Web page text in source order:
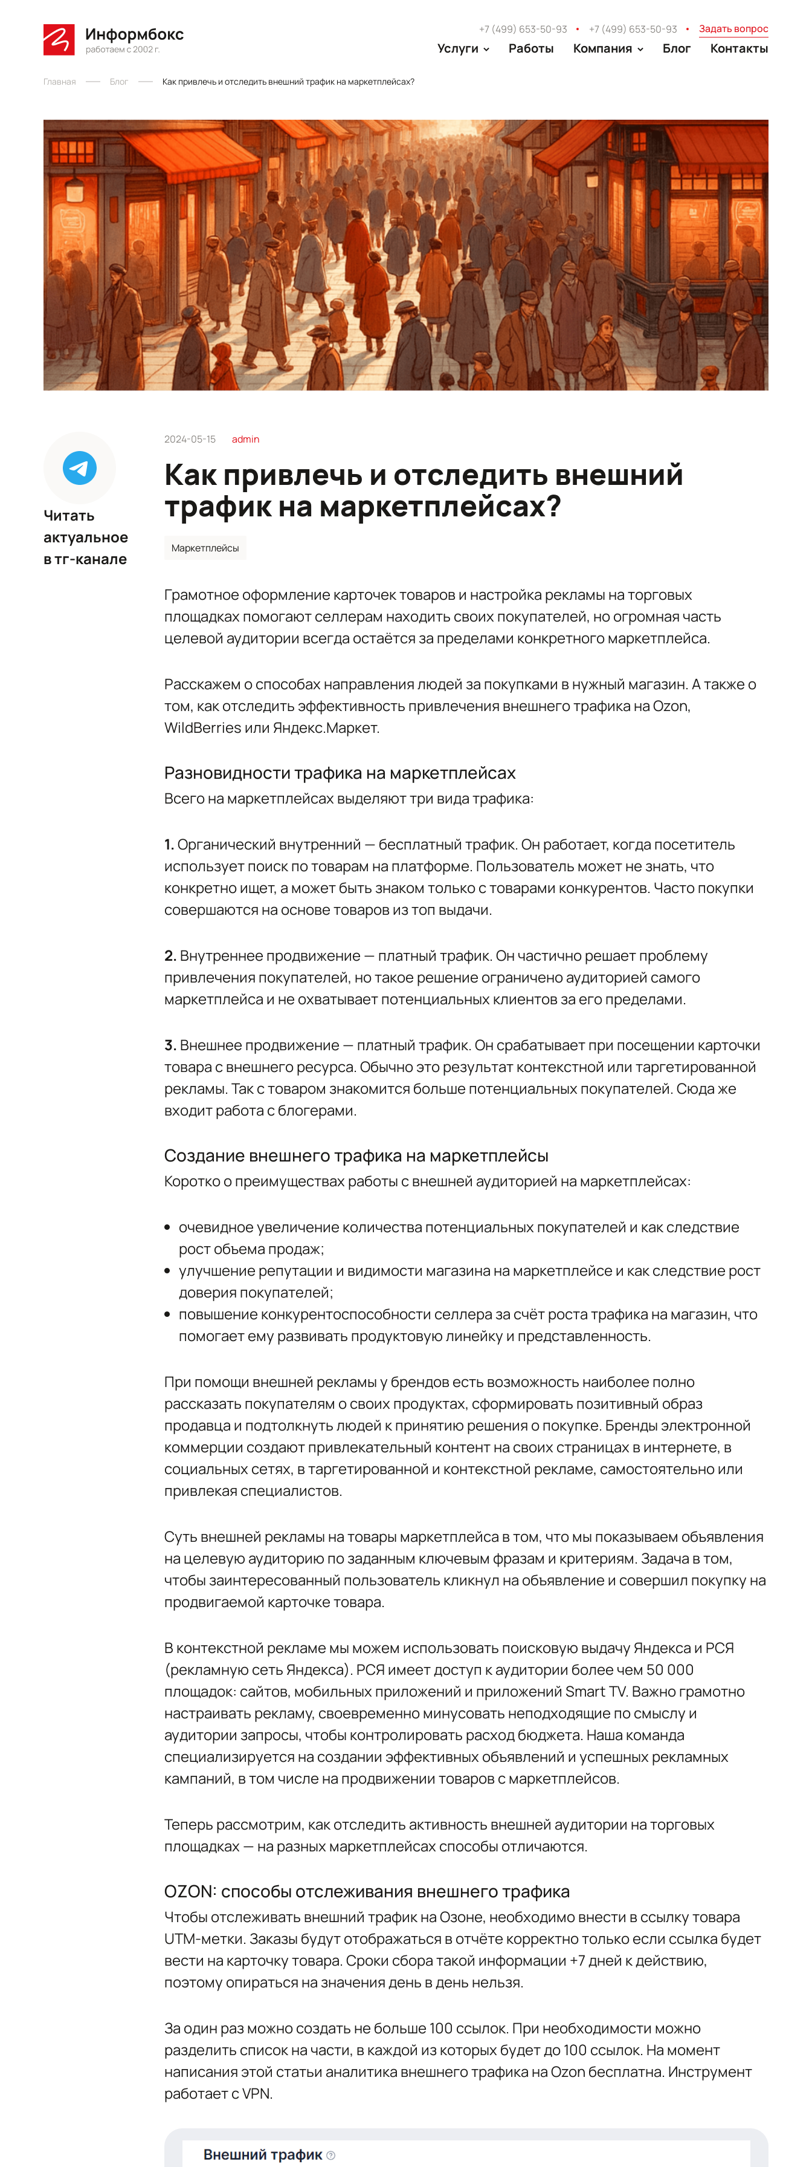
+7 (499) 653-50-93 +7 (499) 653-50-93 Задать вопрос
Услуги Работы Компания Блог Контакты
Главная Блог Как привлечь и отследить внешний трафик на маркетплейсах?
Читать
актуальное
в тг-канале
2024-05-15 admin
Как привлечь и отследить внешний
трафик на маркетплейсах?
Маркетплейсы
Грамотное оформление карточек товаров и настройка рекламы на торговых
площадках помогают селлерам находить своих покупателей, но огромная часть
целевой аудитории всегда остаётся за пределами конкретного маркетплейса.
Расскажем о способах направления людей за покупками в нужный магазин. А также о
том, как отследить эффективность привлечения внешнего трафика на Ozon,
WildBerries или Яндекс.Маркет.
Разновидности трафика на маркетплейсах
Всего на маркетплейсах выделяют три вида трафика:
1.Органический внутренний — бесплатный трафик. Он работает, когда посетитель
использует поиск по товарам на платформе. Пользователь может не знать, что
конкретно ищет, а может быть знаком только с товарами конкурентов. Часто покупки
совершаются на основе товаров из топ выдачи.
2. Внутреннее продвижение — платный трафик. Он частично решает проблему
привлечения покупателей, но такое решение ограничено аудиторией самого
маркетплейса и не охватывает потенциальных клиентов за его пределами.
3. Внешнее продвижение — платный трафик. Он срабатывает при посещении карточки
товара с внешнего ресурса. Обычно это результат контекстной или таргетированной
рекламы. Так с товаром знакомится больше потенциальных покупателей. Сюда же
входит работа с блогерами.
Создание внешнего трафика на маркетплейсы
Коротко о преимуществах работы с внешней аудиторией на маркетплейсах:
очевидное увеличение количества потенциальных покупателей и как следствие
рост объема продаж;
улучшение репутации и видимости магазина на маркетплейсе и как следствие рост
доверия покупателей;
повышение конкурентоспособности селлера за счёт роста трафика на магазин, что
помогает ему развивать продуктовую линейку и представленность.
При помощи внешней рекламы у брендов есть возможность наиболее полно
рассказать покупателям о своих продуктах, сформировать позитивный образ
продавца и подтолкнуть людей к принятию решения о покупке. Бренды электронной
коммерции создают привлекательный контент на своих страницах в интернете, в
социальных сетях, в таргетированной и контекстной рекламе, самостоятельно или
привлекая специалистов.
Суть внешней рекламы на товары маркетплейса в том, что мы показываем объявления
на целевую аудиторию по заданным ключевым фразам и критериям. Задача в том,
чтобы заинтересованный пользователь кликнул на объявление и совершил покупку на
продвигаемой карточке товара.
В контекстной рекламе мы можем использовать поисковую выдачу Яндекса и РСЯ
(рекламную сеть Яндекса). РСЯ имеет доступ к аудитории более чем 50 000
площадок: сайтов, мобильных приложений и приложений Smart TV. Важно грамотно
настраивать рекламу, своевременно минусовать неподходящие по смыслу и
аудитории запросы, чтобы контролировать расход бюджета. Наша команда
специализируется на создании эффективных объявлений и успешных рекламных
кампаний, в том числе на продвижении товаров с маркетплейсов.
Теперь рассмотрим, как отследить активность внешней аудитории на торговых
площадках — на разных маркетплейсах способы отличаются.
ОZON: способы отслеживания внешнего трафика
Чтобы отслеживать внешний трафик на Озоне, необходимо внести в ссылку товара
UTM-метки. Заказы будут отображаться в отчёте корректно только если ссылка будет
вести на карточку товара. Сроки сбора такой информации +7 дней к действию,
поэтому опираться на значения день в день нельзя.
За один раз можно создать не больше 100 ссылок. При необходимости можно
разделить список на части, в каждой из которых будет до 100 ссылок. На момент
написания этой статьи аналитика внешнего трафика на Ozon бесплатна. Инструмент
работает с VPN.